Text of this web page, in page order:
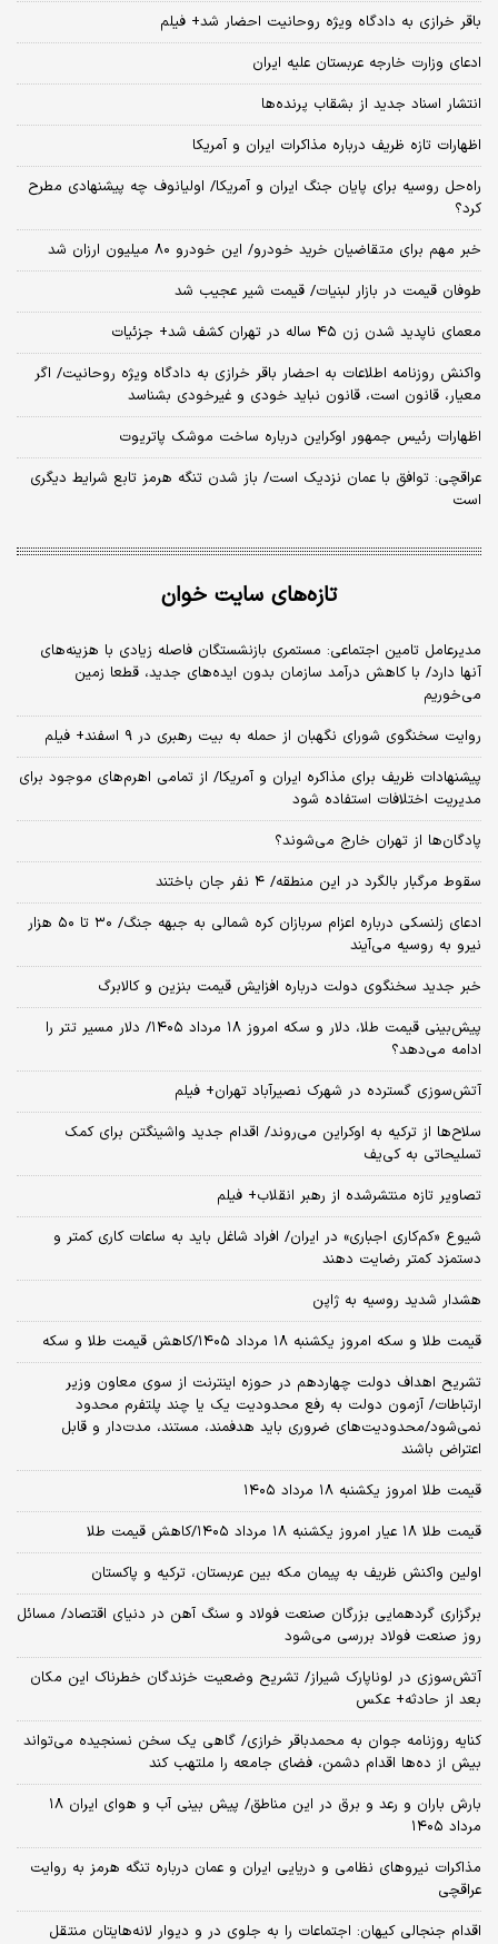
باقر خرازی به دادگاه ویژه روحانیت احضار شد+ فیلم
ادعای وزارت خارجه عربستان علیه ایران
انتشار اسناد جدید از بشقاب پرنده‌ها
اظهارات تازه ظریف درباره مذاکرات ایران و آمریکا
راه‌حل روسیه برای پایان جنگ ایران و آمریکا/ اولیانوف چه پیشنهادی مطرح
کرد؟
خبر مهم برای متقاضیان خرید خودرو/ این خودرو ۸۰ میلیون ارزان شد
طوفان قیمت در بازار لبنیات/ قیمت شیر عجیب شد
معمای ناپدید شدن زن ۴۵ ساله در تهران کشف شد+ جزئیات
واکنش روزنامه اطلاعات به احضار باقر خرازی به دادگاه ویژه روحانیت/ اگر
معیار، قانون است، قانون نباید خودی و غیرخودی بشناسد
اظهارات رئیس جمهور اوکراین درباره ساخت موشک پاتریوت
عراقچی: توافق با عمان نزدیک است/ باز شدن تنگه هرمز تابع شرایط دیگری
است
تازه‌های سایت خوان
مدیرعامل تامین اجتماعی: مستمری بازنشستگان فاصله زیادی با هزینه‌های
آنها دارد/ با کاهش درآمد سازمان بدون ایده‌های جدید، قطعا زمین
می‌خوریم
روایت سخنگوی شورای نگهبان از حمله به بیت رهبری در ۹ اسفند+ فیلم
پیشنهادات ظریف برای مذاکره ایران و آمریکا/ از تمامی اهرم‌های موجود برای
مدیریت اختلافات استفاده شود
پادگان‌ها از تهران خارج می‌شوند؟
سقوط مرگبار بالگرد در این منطقه/ ۴ نفر جان باختند
ادعای زلنسکی درباره اعزام سربازان کره شمالی به جبهه جنگ/ ۳۰ تا ۵۰ هزار
نیرو به روسیه می‌آیند
خبر جدید سخنگوی دولت درباره افزایش قیمت بنزین و کالابرگ
پیش‌بینی قیمت طلا، دلار و سکه امروز ۱۸ مرداد ۱۴۰۵/ دلار مسیر تتر را
ادامه می‌دهد؟
آتش‌سوزی گسترده در شهرک نصیرآباد تهران+ فیلم
سلاح‌ها از ترکیه به اوکراین می‌روند/ اقدام جدید واشینگتن برای کمک
تسلیحاتی به کی‌یف
تصاویر تازه منتشرشده از رهبر انقلاب+ فیلم
شیوع «کم‌کاری اجباری» در ایران/ افراد شاغل باید به ساعات کاری کمتر و
دستمزد کمتر رضایت دهند
هشدار شدید روسیه به ژاپن
قیمت طلا و سکه امروز یکشنبه ۱۸ مرداد ۱۴۰۵/کاهش قیمت طلا و سکه
تشریح اهداف دولت چهاردهم در حوزه اینترنت از سوی معاون وزیر
ارتباطات/ آزمون دولت به رفع محدودیت یک یا چند پلتفرم محدود
نمی‌‎شود/محدودیت‌های ضروری باید هدفمند، مستند، مدت‌دار و قابل
اعتراض باشند
قیمت طلا امروز یکشنبه ۱۸ مرداد ۱۴۰۵
قیمت طلا ۱۸ عیار امروز یکشنبه ۱۸ مرداد ۱۴۰۵/کاهش قیمت طلا
اولین واکنش ظریف به پیمان مکه بین عربستان، ترکیه و پاکستان
برگزاری گردهمایی بزرگان صنعت فولاد و سنگ آهن در دنیای اقتصاد/ مسائل
روز صنعت فولاد بررسی می‌شود
آتش‌سوزی در لوناپارک شیراز/ تشریح وضعیت خزندگان خطرناک این مکان
بعد از حادثه+ عکس
کنایه روزنامه جوان به محمدباقر خرازی/ گاهی یک سخن نسنجیده می‌تواند
بیش از ده‌ها اقدام دشمن، فضای جامعه را ملتهب کند
بارش باران و رعد و برق در این مناطق/ پیش بینی آب و هوای ایران ۱۸
مرداد ۱۴۰۵
مذاکرات نیروهای نظامی و دریایی ایران و عمان درباره تنگه هرمز به روایت
عراقچی
اقدام جنجالی کیهان: اجتماعات را به جلوی در و دیوار لانه‌هایتان منتقل